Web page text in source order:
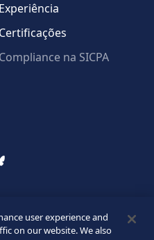
Experiência
Certificações
Compliance na SICPA
user experience and
on our website. We also